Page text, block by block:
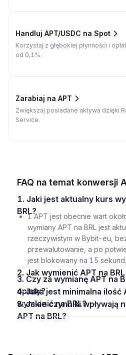
Handluj APT/USDC na Spot
Korzystaj z głębokiej płynności i
od 0,1%.
Zarabiaj na APT
Zwiększaj posiadane aktywa dzięki
Service.
FAQ na temat konwersji
1. Jaki jest aktualny kurs wymiany APT na
BRL?
1 APT jest obecnie wart
wymiany APT na BRL jest
rzeczywistym w Bybit-eu,
przewalutowanie, a po
jest blokowany na 15 sekund.
2. Jak wymienić APT na
3. Czy za wymianę APT na BRL pobierane są
opłaty?
4. Jaka jest minimalna ilość APT, którą mogę
wymienić na BRL?
5. Jakie czynniki wpływają na kurs wymiany
APT na BRL?